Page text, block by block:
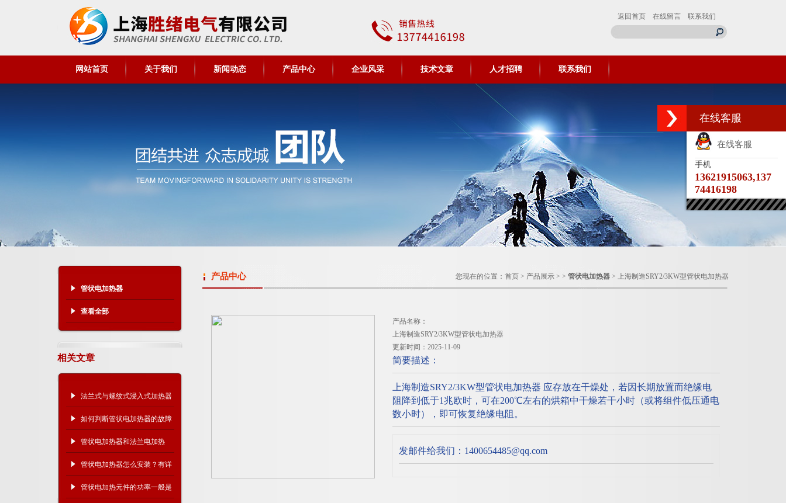
返回首页 在线留言 联系我们
网站首页 关于我们 新闻动态 产品中心 企业风采 技术文章 人才招聘 联系我们
管状电加热器
查看全部
相关文章
法兰式与螺纹式浸入式加热器
哪种更耐用、更好维护？
如何判断管状电加热器的故障
原因？
管状电加热器和法兰电加热
器、翅片电加热器有什么区
别？
管状电加热器怎么安装？有详
细的操作步骤吗？
管状电加热元件的功率一般是
产品中心 您现在的位置： 首页 > 产品展示 > > 管状电加热器 > 上海制造SRY2/3KW型管状电加热器
产品名称：
上海制造SRY2/3KW型管状电加热器
更新时间：2025-11-09
简要描述：
上海制造SRY2/3KW型管状电加热器 应存放在干燥处，若因长期放置而绝缘电
阻降到低于1兆欧时，可在200℃左右的烘箱中干燥若干小时（或将组件低压通电
数小时），即可恢复绝缘电阻。
发邮件给我们：1400654485@qq.com
在线客服
在线客服
手机
13621915063,137
74416198